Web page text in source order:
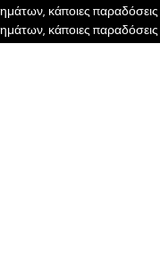
κάποιες
κάποιες